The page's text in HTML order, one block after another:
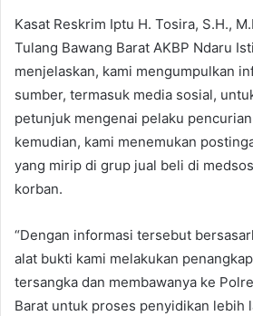
Kasat Reskrim Iptu H. Tosira, S.H.,
Tulang Bawang Barat AKBP Ndaru
menjelaskan, kami mengumpulkan
sumber, termasuk media sosial,
petunjuk mengenai pelaku
kemudian, kami menemukan
yang mirip di grup jual beli di
korban.
“Dengan informasi tersebut
alat bukti kami melakukan
tersangka dan membawanya ke
Barat untuk proses penyidikan lebih